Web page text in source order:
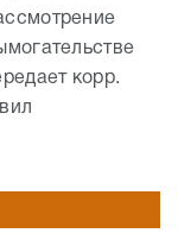
корр.